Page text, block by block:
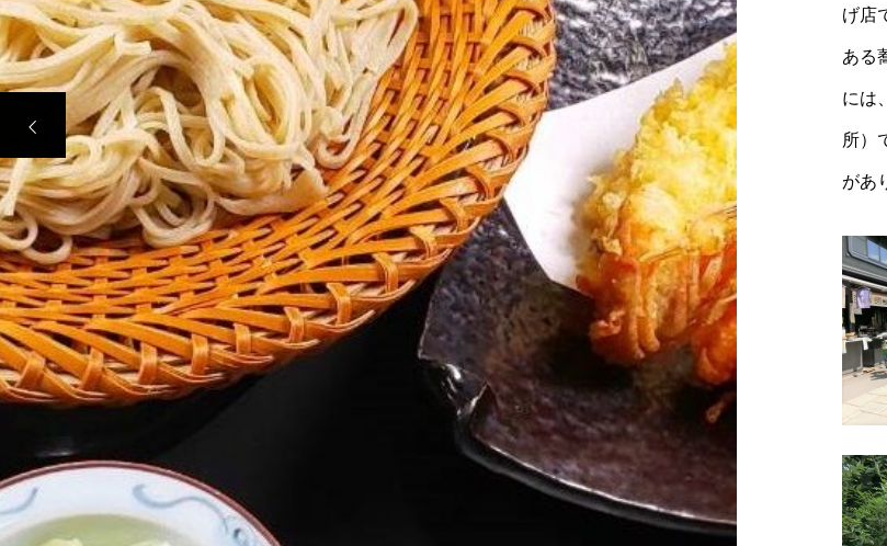
げ店
ある
には
所）
があ